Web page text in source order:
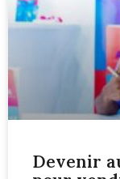
Devenir